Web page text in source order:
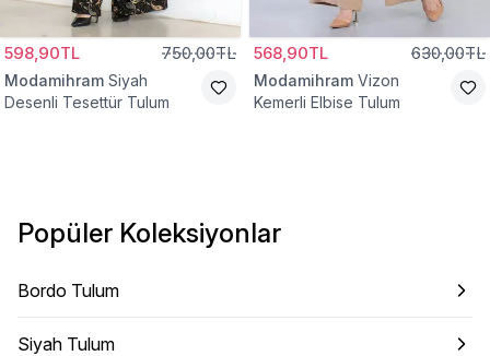
598,90TL 750,00TL
Modamihram Siyah
Desenli Tesettür Tulum
568,90TL 630,00TL
Modamihram Vizon
Kemerli Elbise Tulum
Popüler Koleksiyonlar
Bordo Tulum
Siyah Tulum